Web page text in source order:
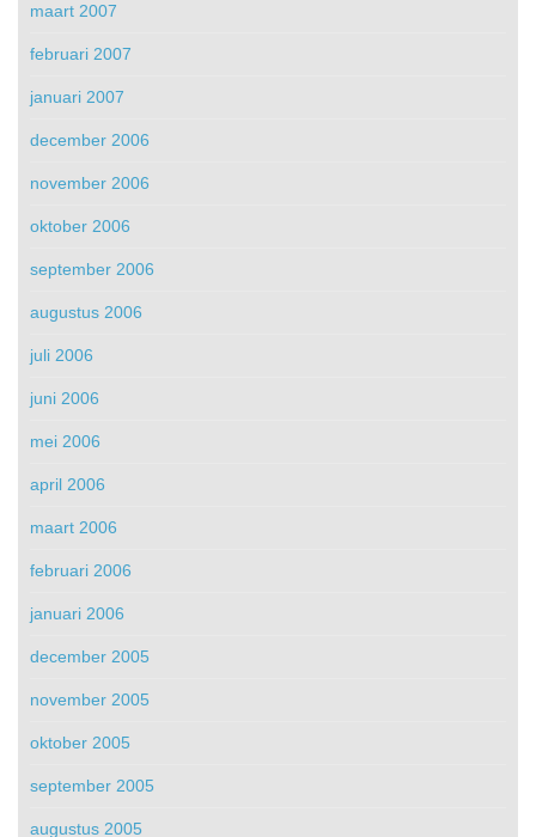
maart 2007
februari 2007
januari 2007
december 2006
november 2006
oktober 2006
september 2006
augustus 2006
juli 2006
juni 2006
mei 2006
april 2006
maart 2006
februari 2006
januari 2006
december 2005
november 2005
oktober 2005
september 2005
augustus 2005